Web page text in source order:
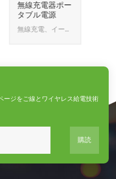
Factory Selling
China 2022
New Wireless
Charger Phone
Accessories
ージをご線とワイヤレス給電技術
購読